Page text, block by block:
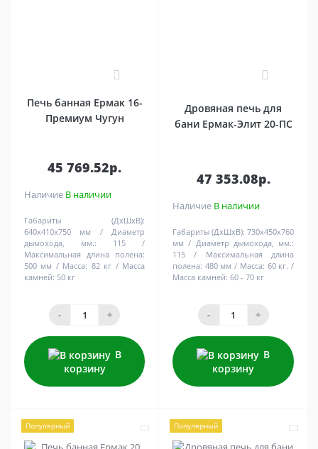
0
Печь банная Ермак 16-
Премиум Чугун
45 769.52р.
Наличие В наличии
Габариты (ДхШхВ):
640х410х750 мм
Диаметр
дымохода, мм.:
115
Максимальная длина полена:
500 мм
Масса: 82 кг
Масса
камней: 50 кг
- +
В
корзину
0
Дровяная печь для
бани Ермак-Элит 20-ПC
47 353.08р.
Наличие В наличии
Габариты (ДхШхВ): 730х450х760
мм
Диаметр дымохода, мм.:
115
Максимальная длина
полена: 480 мм Масса: 60 кг.
Масса камней: 60 - 70 кг
- +
В
корзину
Популярный Популярный